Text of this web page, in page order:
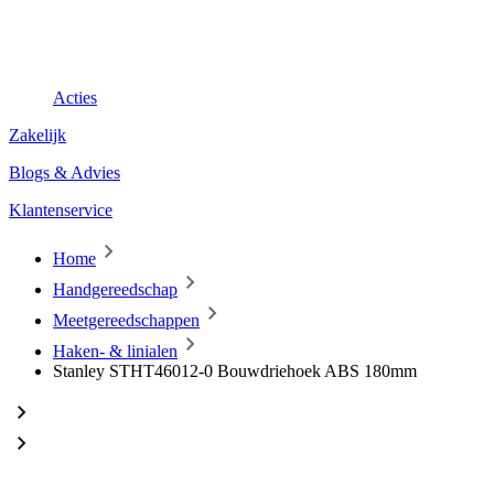
Acties
Zakelijk
Blogs & Advies
Klantenservice
Home
Handgereedschap
Meetgereedschappen
Haken- & linialen
Stanley STHT46012-0 Bouwdriehoek ABS 180mm